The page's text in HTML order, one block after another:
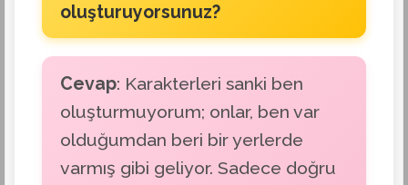
oluşturuyorsunuz?
Cevap: Karakterleri sanki ben
oluşturmuyorum; onlar, ben var
olduğumdan beri bir yerlerde
varmış gibi geliyor. Sadece doğru